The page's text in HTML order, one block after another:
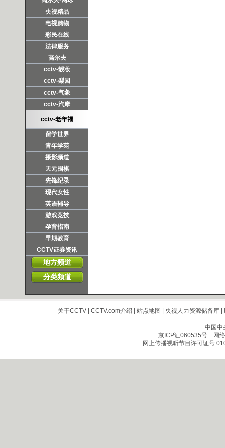
央视精品
电视购物
彩民在线
法律服务
高尔夫
cctv-靓妆
cctv-梨园
cctv-气象
cctv-汽摩
cctv-老年福
留学世界
青年学苑
摄影频道
天元围棋
先锋纪录
现代女性
英语辅导
游戏竞技
孕育指南
早期教育
CCTV证券资讯
地方频道
分类频道
关于CCTV| CCTV.com介绍 | 站点地图 | 央视人力资源储备库|
中国中
京ICP证060535号网络
网上传播视听节目许可证号